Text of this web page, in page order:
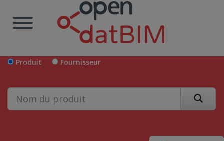
Produit Fournisseur